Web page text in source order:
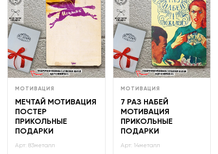
МОТИВАЦИЯ
МЕЧТАЙ МОТИВАЦИЯ
ПОСТЕР
ПРИКОЛЬНЫЕ
ПОДАРКИ
Арт: 83металл
МОТИВАЦИЯ
7 РАЗ НАБЕЙ
МОТИВАЦИЯ
ПРИКОЛЬНЫЕ
ПОДАРКИ
Арт: 14металл